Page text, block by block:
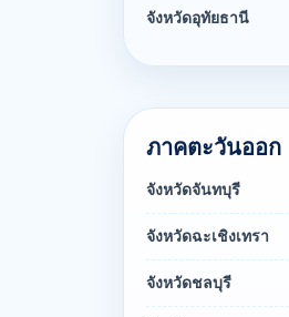
จังหวัดอุทัยธานี
ภาคตะวันออก
จังหวัดจันทบุรี
จังหวัดฉะเชิงเทรา
จังหวัดชลบุรี